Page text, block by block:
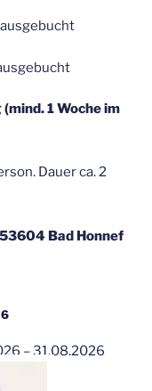
1 Woche im
Dauer ca. 2
Bad Honnef
– 31.08.2026